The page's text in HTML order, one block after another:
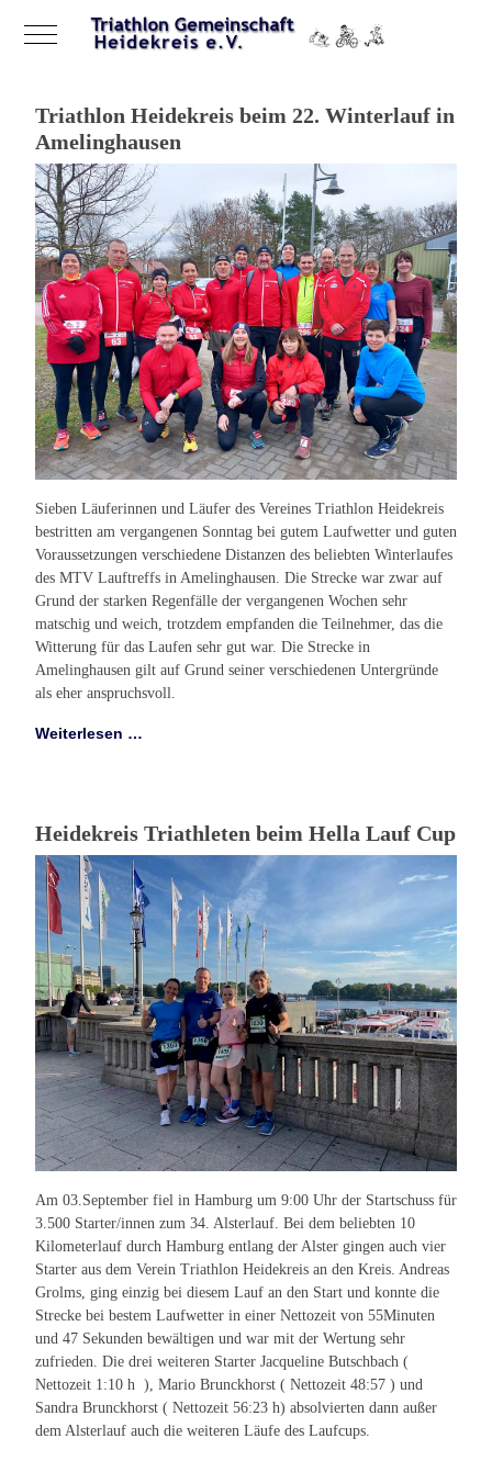
Mobile Menu Toggle
Triathlon Heidekreis beim 22. Winterlauf in
Amelinghausen
Sieben Läuferinnen und Läufer des Vereines Triathlon Heidekreis
bestritten am vergangenen Sonntag bei gutem Laufwetter und guten
Voraussetzungen verschiedene Distanzen des beliebten Winterlaufes
des MTV Lauftreffs in Amelinghausen. Die Strecke war zwar auf
Grund der starken Regenfälle der vergangenen Wochen sehr
matschig und weich, trotzdem empfanden die Teilnehmer, das die
Witterung für das Laufen sehr gut war. Die Strecke in
Amelinghausen gilt auf Grund seiner verschiedenen Untergründe
als eher anspruchsvoll.
Weiterlesen …
Heidekreis Triathleten beim Hella Lauf Cup
Am 03.September fiel in Hamburg um 9:00 Uhr der Startschuss für
3.500 Starter/innen zum 34. Alsterlauf. Bei dem beliebten 10
Kilometerlauf durch Hamburg entlang der Alster gingen auch vier
Starter aus dem Verein Triathlon Heidekreis an den Kreis. Andreas
Grolms, ging einzig bei diesem Lauf an den Start und konnte die
Strecke bei bestem Laufwetter in einer Nettozeit von 55Minuten
und 47 Sekunden bewältigen und war mit der Wertung sehr
zufrieden. Die drei weiteren Starter Jacqueline Butschbach (
Nettozeit 1:10 h ), Mario Brunckhorst ( Nettozeit 48:57 ) und
Sandra Brunckhorst ( Nettozeit 56:23 h) absolvierten dann außer
dem Alsterlauf auch die weiteren Läufe des Laufcups.